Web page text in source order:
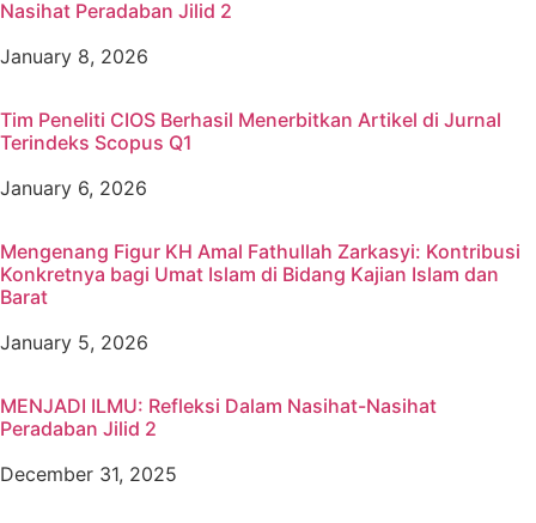
Nasihat Peradaban Jilid 2
January 8, 2026
Tim Peneliti CIOS Berhasil Menerbitkan Artikel di Jurnal
Terindeks Scopus Q1
January 6, 2026
Mengenang Figur KH Amal Fathullah Zarkasyi: Kontribusi
Konkretnya bagi Umat Islam di Bidang Kajian Islam dan
Barat
January 5, 2026
MENJADI ILMU: Refleksi Dalam Nasihat-Nasihat
Peradaban Jilid 2
December 31, 2025